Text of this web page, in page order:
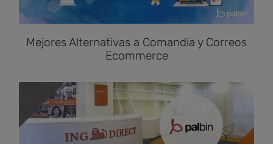
Mejores Alternativas a Comandia y Correos
Ecommerce